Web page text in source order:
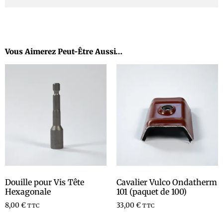
Vous Aimerez Peut-Être Aussi…
Douille pour Vis Tête
Hexagonale
8,00€ TTC
Cavalier Vulco Ondatherm
101 (paquet de 100)
33,00€ TTC